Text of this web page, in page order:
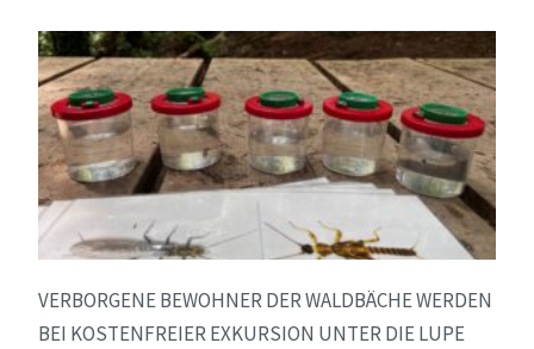
VERBORGENE BEWOHNER DER WALDBÄCHE WERDEN
BEI KOSTENFREIER EXKURSION UNTER DIE LUPE